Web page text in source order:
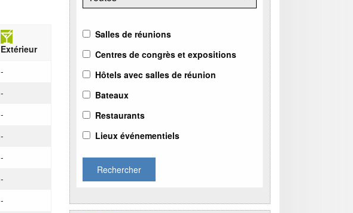
Extérieur
-
-
-
-
-
-
-
Salles de réunions
Centres de congrès et expositions
Hôtels avec salles de réunion
Bateaux
Restaurants
Lieux événementiels
Rechercher